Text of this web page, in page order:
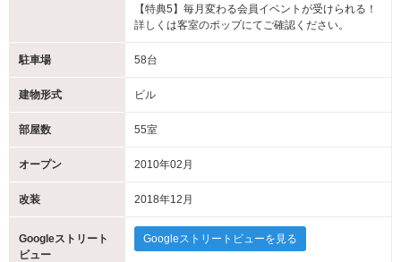
【特典5】毎月変わる会員イベントが受けられる！
詳しくは客室のポップにてご確認ください。
駐車場 58台
建物形式 ビル
部屋数 55室
オープン 2010年02月
改装 2018年12月
Googleストリート
ビュー
Googleストリートビューを見る